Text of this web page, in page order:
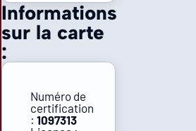
Informations
sur la carte
:
Numéro de
certification
: 1097313